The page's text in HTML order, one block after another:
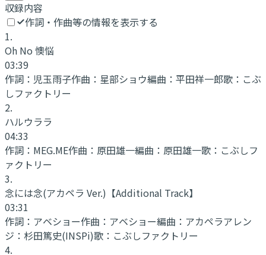
収録内容
作詞・作曲等の情報を表示する
1.
Oh No 懊悩
03:39
作詞： 児玉雨子作曲： 星部ショウ編曲： 平田祥一郎歌： こぶ
しファクトリー
2.
ハルウララ
04:33
作詞： MEG.ME作曲： 原田雄一編曲： 原田雄一歌： こぶしフ
ァクトリー
3.
念には念(アカペラ Ver.) 【Additional Track】
03:31
作詞： アベショー作曲： アベショー編曲： アカペラアレン
ジ：杉田篤史(INSPi)歌： こぶしファクトリー
4.